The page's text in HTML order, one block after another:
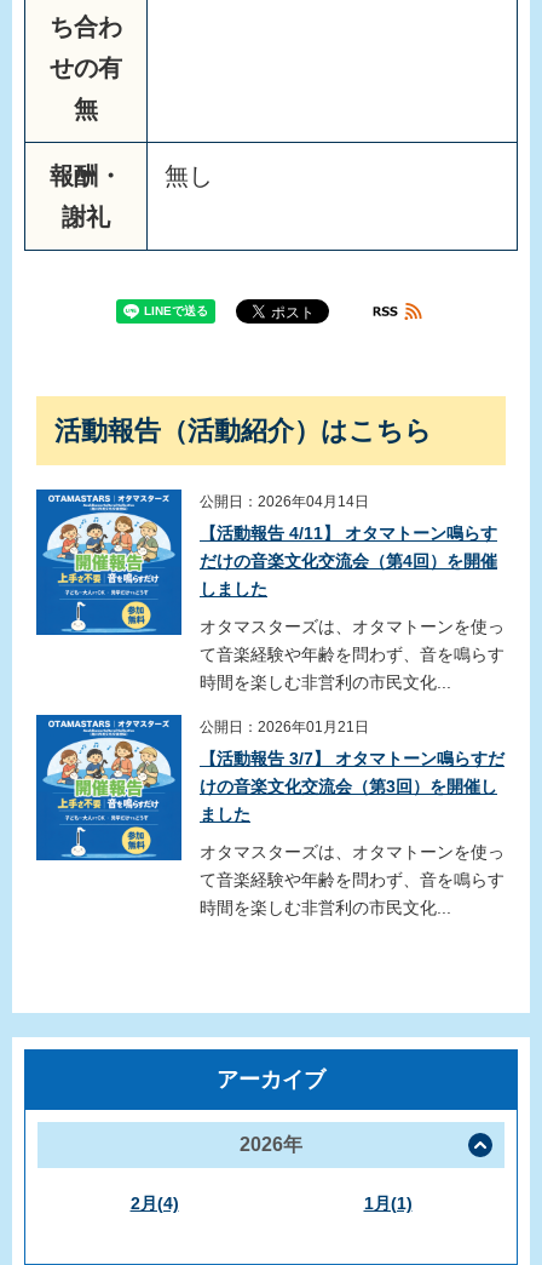
ち合わ
せの有
無
報酬・
謝礼
無し
活動報告（活動紹介）はこちら
公開日：2026年04月14日
【活動報告 4/11】 オタマトーン鳴らす
だけの音楽文化交流会（第4回）を開催
しました
オタマスターズは、オタマトーンを使っ
て音楽経験や年齢を問わず、音を鳴らす
時間を楽しむ非営利の市民文化...
公開日：2026年01月21日
【活動報告 3/7】 オタマトーン鳴らすだ
けの音楽文化交流会（第3回）を開催し
ました
オタマスターズは、オタマトーンを使っ
て音楽経験や年齢を問わず、音を鳴らす
時間を楽しむ非営利の市民文化...
アーカイブ
2026年
2月(4) 1月(1)